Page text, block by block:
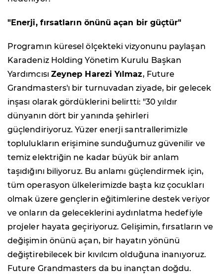
"Enerji, fırsatların önünü açan bir güçtür"
Programın küresel ölçekteki vizyonunu paylaşan
Karadeniz Holding Yönetim Kurulu Başkan
Yardımcısı Zeynep Harezi Yılmaz, Future
Grandmasters'ı bir turnuvadan ziyade, bir gelecek
inşası olarak gördüklerini belirtti: "30 yıldır
dünyanın dört bir yanında şehirleri
güçlendiriyoruz. Yüzer enerji santrallerimizle
toplulukların erişimine sunduğumuz güvenilir ve
temiz elektriğin ne kadar büyük bir anlam
taşıdığını biliyoruz. Bu anlamı güçlendirmek için,
tüm operasyon ülkelerimizde başta kız çocukları
olmak üzere gençlerin eğitimlerine destek veriyor
ve onların da geleceklerini aydınlatma hedefiyle
projeler hayata geçiriyoruz. Gelişimin, fırsatların ve
değişimin önünü açan, bir hayatın yönünü
değiştirebilecek bir kıvılcım olduğuna inanıyoruz.
Future Grandmasters da bu inançtan doğdu.